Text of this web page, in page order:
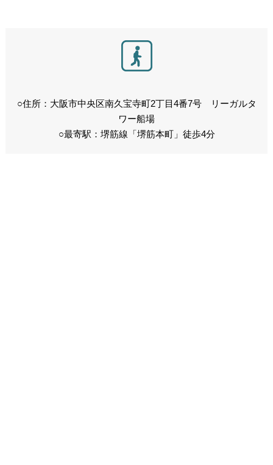
○住所：大阪市中央区南久宝寺町2丁目4番7号 リーガルタ
ワー船場
○最寄駅：堺筋線「堺筋本町」徒歩4分